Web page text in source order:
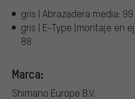
gris | Abrazadera media: 99
gris | E-Type (montaje en
88
Marca:
Shimano Europe B.V.